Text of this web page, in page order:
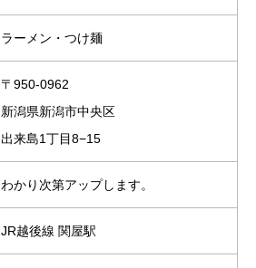
ラーメン・つけ麺
〒950-0962
新潟県新潟市中央区
出来島1丁目8−15
わかり次第アップします。
JR越後線 関屋駅